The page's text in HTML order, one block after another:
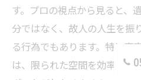
す。プロの視点から見ると、
分ではなく、故人の人生を振
る行為でもあります。特に東
は、限られた空間を効率的に